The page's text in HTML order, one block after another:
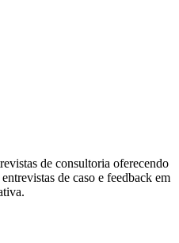
de consultoria oferecendo
de caso e feedback em